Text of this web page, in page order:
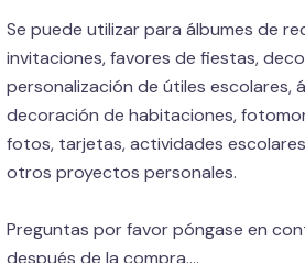
Se puede utilizar para álbumes de
invitaciones, favores de fiestas,
personalización de útiles escolares,
decoración de habitaciones,
fotos, tarjetas, actividades
otros proyectos personales.
Preguntas por favor póngase en
después de la compra....